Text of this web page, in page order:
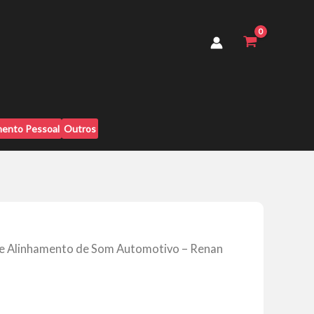
Pessoal Outros
Alinhamento de Som Automotivo – Renan